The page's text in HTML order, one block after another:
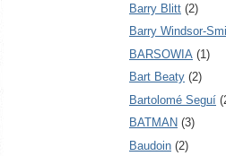
Barry Blitt (2)
Barry Windsor-
BARSOWIA (1)
Bart Beaty (2)
Bartolomé Seguí
BATMAN (3)
Baudoin (2)